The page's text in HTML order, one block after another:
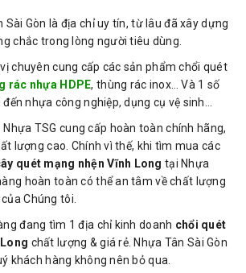
Sài Gòn là địa chỉ uy tín, từ lâu đã xây dựng
chắc trong lòng người tiêu dùng.
chuyên cung cấp các sản phẩm chổi quét
rác nhựa HDPE, thùng rác inox… Và 1 số
nhựa công nghiệp, dụng cụ vệ sinh…
TSG cung cấp hoàn toàn chính hãng,
lượng cao. Chính vì thế, khi tìm mua các
quét mạng nhện Vĩnh Long tại Nhựa
hoàn toàn có thể an tâm về chất lượng
Chúng tôi.
đang tìm 1 địa chỉ kinh doanh chổi quét
chất lượng & giá rẻ. Nhựa Tân Sài Gòn
khách hàng không nên bỏ qua.